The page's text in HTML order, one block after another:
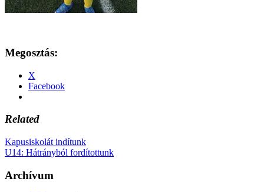
Megosztás:
X
Facebook
Related
Kapusiskolát indítunk
U14: Hátrányból fordítottunk
Archívum